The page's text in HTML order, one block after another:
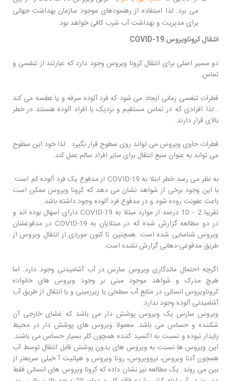
می برد. لذا استفاده از رهنمودهای موجود سازمان بهداشت جهانی
برای مدیریت و بهداشت آب شرب کافی خواهد بود.
انتقال کروناویروس
دو مسیر اصلی برای انتقال کرونا ویروس وجود دارد که عبارتند از تنفسی و
تماس.
قطرات تنفسی زمانی ایجاد می شود که فرد آلوده سرفه و یا عطسه می کند
. لذا افرادی که در تماس مستقیم و نزدیک با افراد آلوده هستند در خطر
بالای قرار دارند.
قطرات حاوی ویروس می تواند روی سطوح قرار بگیرد . لذا خود این سطوح
می تواند به عنوان منبع انتقال برای سایر افراد سالم عمل کند.
به نظر می رسد خطر ابتلا به COVID-19 از مدفوع یک فرد آلوده کم است.
با این وجود برخی از شواهد نشان می دهد که کرونا ویروس ممکن است
باعث عفونت روده شود و در مدفوع فرد آلوده وجود داشته باشد.
تقریبا 2 – 10 درصد از موارد مبتلا به COVID-19 دارای اسهال بوده اند و
در دو مطالعه گزارش شده که در مبتلایان به COVID-19 در مدفوعشان
ویروس شناسایی شده است. همچنین تا کنون موردی از انتقال ویروس از
طریق مدفوعی-دهانی گزارش نشده است.
اگرچه احتمال ماندگاری ویروس سارس در آب آشامیدنی وجود دارد. اما
هیچ مدرک و شواهد موجود مبنی بر وجود ویروس های خانواده
کروناویروس انسانی در منابع آب سطحی یا زیرزمینی و یا انتقال از طریق آب
آشامیدنی آلوده وجود ندارد.
ویروس سارس یک ویروس پوشش دار می باشد که غشای خارجی آن
شکننده و حساس می باشد. معمولا ویروس های پوشش دار در محیط
پایدار نبوده و نسبت به اکسید کننده همچون کلر بسیار حساس می باشند.
این ویروس ها نسبت به ویروس های بدون پوشش قابل انتقال توسط آب
همچون آدنا ویروس، نروویروس، روتا ویروس و هپاتیت آ خیلی سریعتر از
بین می روند. یک مطالعه نیز نشان داده که کرونا ویروس های انسانی فقط